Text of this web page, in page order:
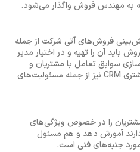
به مهندس فروش واگذار می‌شود.
فروش‌های آتی شرکت از جمله
آن را تهیه و در اختیار مدیر
سوابق تعامل با مشتریان و
استفاده از سیستم‌های ارتباط با مشتری CRM نیز از جمله مسئولیت‌های
را در خصوص ویژگی‌های
آموزش دهد و هم مسئول
جنبه‌های فنی است.